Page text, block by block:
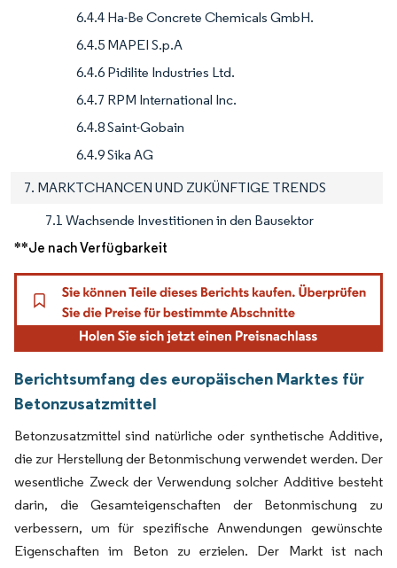
6.4.4 Ha-Be Concrete Chemicals GmbH.
6.4.5 MAPEI S.p.A
6.4.6 Pidilite Industries Ltd.
6.4.7 RPM International Inc.
6.4.8 Saint-Gobain
6.4.9 Sika AG
7. MARKTCHANCEN UND ZUKÜNFTIGE TRENDS
7.1 Wachsende Investitionen in den Bausektor
**Je nach Verfügbarkeit
Berichtsumfang des europäischen Marktes für
Betonzusatzmittel
Betonzusatzmittel sind natürliche oder synthetische Additive,
die zur Herstellung der Betonmischung verwendet werden. Der
wesentliche Zweck der Verwendung solcher Additive besteht
darin, die Gesamteigenschaften der Betonmischung zu
verbessern, um für spezifische Anwendungen gewünschte
Eigenschaften im Beton zu erzielen. Der Markt ist nach